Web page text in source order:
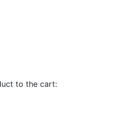
to the cart: